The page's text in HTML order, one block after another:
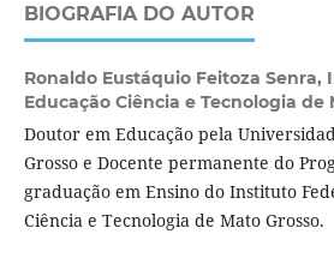
BIOGRAFIA DO AUTOR
Ronaldo Eustáquio Feitoza Senra,
Educação Ciência e Tecnologia de
Doutor em Educação pela
Grosso e Docente permanente do
graduação em Ensino do Instituto
Ciência e Tecnologia de Mato Grosso.